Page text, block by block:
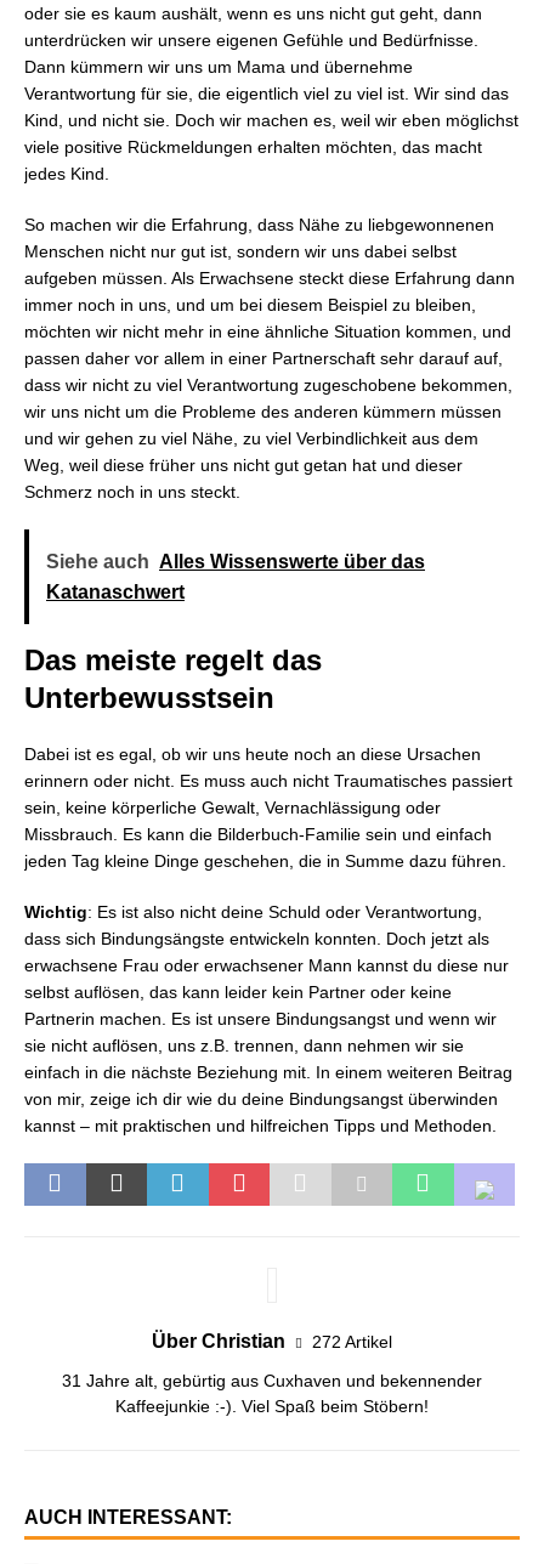
oder sie es kaum aushält, wenn es uns nicht gut geht, dann
unterdrücken wir unsere eigenen Gefühle und Bedürfnisse.
Dann kümmern wir uns um Mama und übernehme
Verantwortung für sie, die eigentlich viel zu viel ist. Wir sind das
Kind, und nicht sie. Doch wir machen es, weil wir eben möglichst
viele positive Rückmeldungen erhalten möchten, das macht
jedes Kind.
So machen wir die Erfahrung, dass Nähe zu liebgewonnenen
Menschen nicht nur gut ist, sondern wir uns dabei selbst
aufgeben müssen. Als Erwachsene steckt diese Erfahrung dann
immer noch in uns, und um bei diesem Beispiel zu bleiben,
möchten wir nicht mehr in eine ähnliche Situation kommen, und
passen daher vor allem in einer Partnerschaft sehr darauf auf,
dass wir nicht zu viel Verantwortung zugeschobene bekommen,
wir uns nicht um die Probleme des anderen kümmern müssen
und wir gehen zu viel Nähe, zu viel Verbindlichkeit aus dem
Weg, weil diese früher uns nicht gut getan hat und dieser
Schmerz noch in uns steckt.
Siehe auch Alles Wissenswerte über das
Katanaschwert
Das meiste regelt das
Unterbewusstsein
Dabei ist es egal, ob wir uns heute noch an diese Ursachen
erinnern oder nicht. Es muss auch nicht Traumatisches passiert
sein, keine körperliche Gewalt, Vernachlässigung oder
Missbrauch. Es kann die Bilderbuch-Familie sein und einfach
jeden Tag kleine Dinge geschehen, die in Summe dazu führen.
Wichtig: Es ist also nicht deine Schuld oder Verantwortung,
dass sich Bindungsängste entwickeln konnten. Doch jetzt als
erwachsene Frau oder erwachsener Mann kannst du diese nur
selbst auflösen, das kann leider kein Partner oder keine
Partnerin machen. Es ist unsere Bindungsangst und wenn wir
sie nicht auflösen, uns z.B. trennen, dann nehmen wir sie
einfach in die nächste Beziehung mit. In einem weiteren Beitrag
von mir, zeige ich dir wie du deine Bindungsangst überwinden
kannst – mit praktischen und hilfreichen Tipps und Methoden.
Über Christian 272 Artikel
31 Jahre alt, gebürtig aus Cuxhaven und bekennender
Kaffeejunkie :-). Viel Spaß beim Stöbern!
AUCH INTERESSANT: